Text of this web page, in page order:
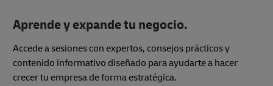
Aprende y expande tu negocio.
Accede a sesiones con expertos, consejos prácticos y
contenido informativo diseñado para ayudarte a hacer
crecer tu empresa de forma estratégica.